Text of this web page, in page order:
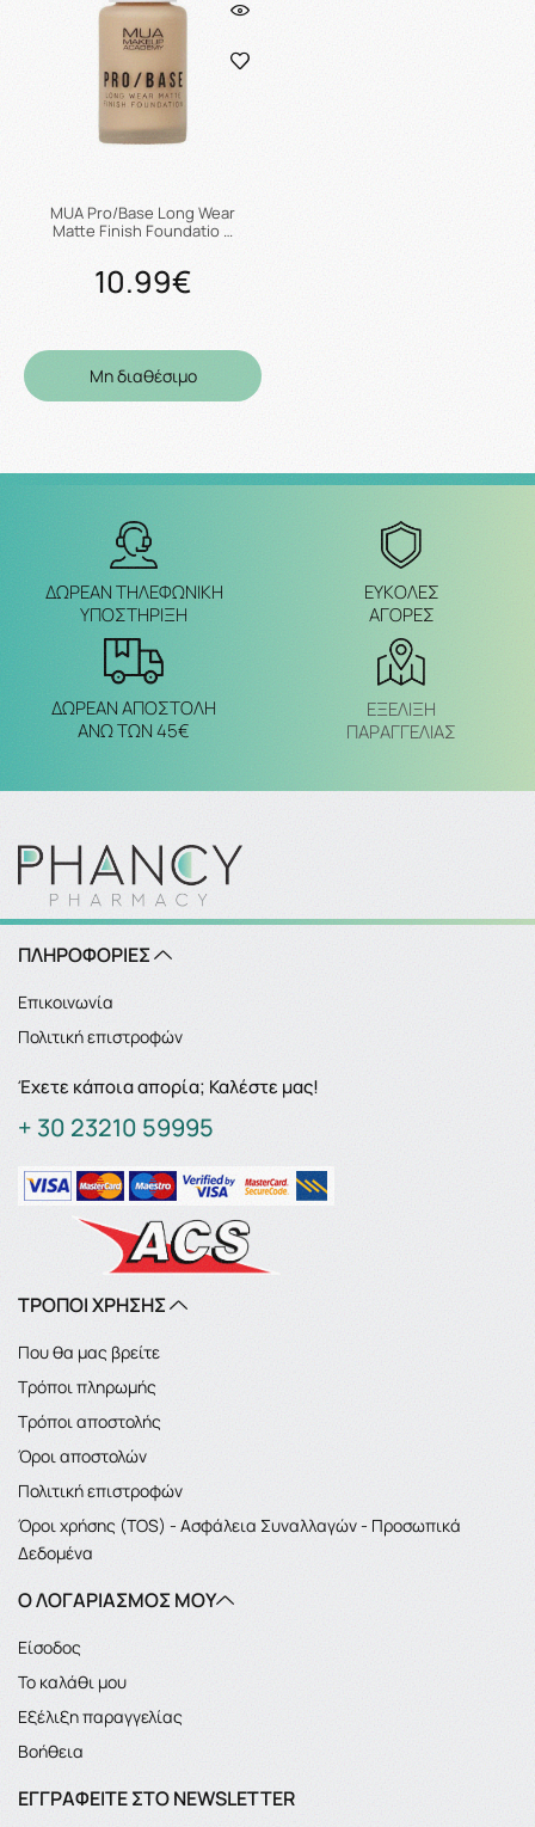
MUA Pro/Base Long Wear
Matte Finish Foundatio …
10.99€
Μη διαθέσιμο
ΔΩΡΕΑΝ ΤΗΛΕΦΩΝΙΚΗ
ΥΠΟΣΤΗΡΙΞΗ
ΕΥΚΟΛΕΣ
ΑΓΟΡΕΣ
ΔΩΡΕΑΝ ΑΠΟΣΤΟΛΗ
ΑΝΩ ΤΩΝ 45€
ΕΞΈΛΙΞΗ
ΠΑΡΑΓΓΕΛΙΑΣ
ΠΛΗΡΟΦΟΡΙΕΣ
Επικοινωνία
Πολιτική επιστροφών
Έχετε κάποια απορία; Καλέστε μας!
+ 30 23210 59995
ΤΡΟΠΟΙ ΧΡΗΣΗΣ
Που θα μας βρείτε
Τρόποι πληρωμής
Τρόποι αποστολής
Όροι αποστολών
Πολιτική επιστροφών
Όροι χρήσης (TOS) - Ασφάλεια Συναλλαγών - Προσωπικά
Δεδομένα
Ο ΛΟΓΑΡΙΑΣΜΌΣ ΜΟΥ
Είσοδος
Το καλάθι μου
Εξέλιξη παραγγελίας
Βοήθεια
ΕΓΓΡΑΦΕΊΤΕ ΣΤΟ NEWSLETTER